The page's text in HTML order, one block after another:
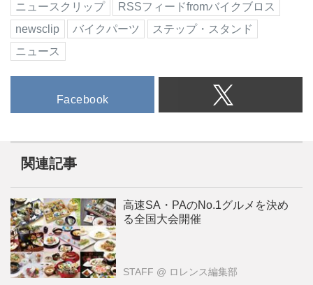
ニュースクリップ
RSSフィードfromバイクブロス
newsclip
バイクパーツ
ステップ・スタンド
ニュース
Facebook
関連記事
高速SA・PAのNo.1グルメを決め
る全国大会開催
STAFF @ ロレンス編集部